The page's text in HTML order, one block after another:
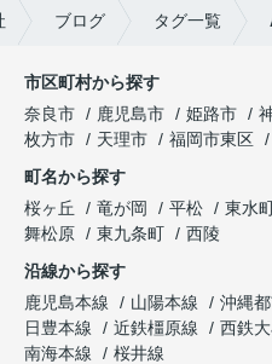
ブログ タグ一覧
市区町村から探す
奈良市
鹿児島市 姫路市
枚方市
天理市 福岡市東区
町名から探す
桜ヶ丘
竜が岡 平松 東水
舞松原
東九条町
西陵
沿線から探す
鹿児島本線
山陽本線 沖縄
日豊本線
近鉄橿原線 西鉄
南海本線
桜井線